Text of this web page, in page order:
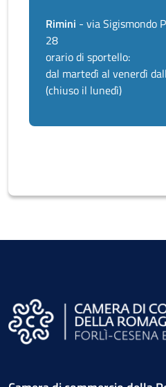
Rimini - via Sigismondo
28
orario di sportello:
dal martedì al venerdì
(chiuso il lunedì)